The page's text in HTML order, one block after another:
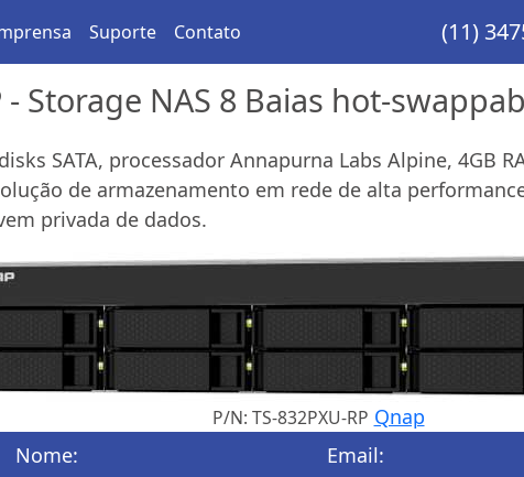
Suporte Contato (11)
- Storage NAS 8 Baias hot-
SATA, processador Annapurna Labs Alpine, 4GB
de armazenamento em rede de alta
privada de dados.
P/N: TS-832PXU-RP Qnap
Nome: Email: